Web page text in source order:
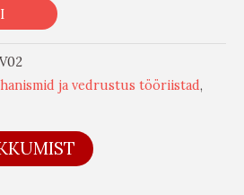
ja vedrustus tööriistad,